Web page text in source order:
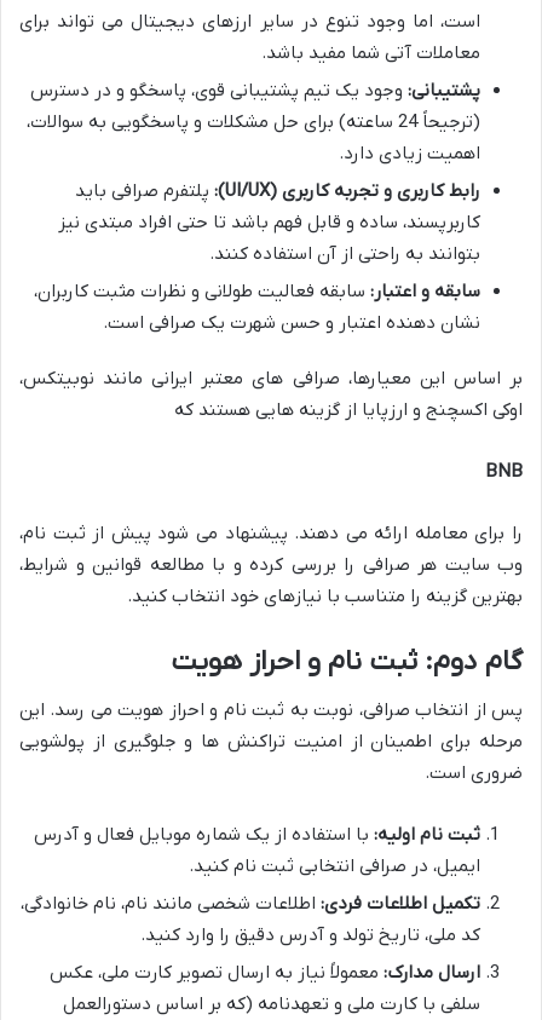
است، اما وجود تنوع در سایر ارزهای دیجیتال می تواند برای
معاملات آتی شما مفید باشد.
پشتیبانی: وجود یک تیم پشتیبانی قوی، پاسخگو و در دسترس
(ترجیحاً 24 ساعته) برای حل مشکلات و پاسخگویی به سوالات،
اهمیت زیادی دارد.
رابط کاربری و تجربه کاربری (UI/UX):
پلتفرم صرافی باید
کاربرپسند، ساده و قابل فهم باشد تا حتی افراد مبتدی نیز
بتوانند به راحتی از آن استفاده کنند.
سابقه و اعتبار: سابقه فعالیت طولانی و نظرات مثبت کاربران،
نشان دهنده اعتبار و حسن شهرت یک صرافی است.
بر اساس این معیارها، صرافی های معتبر ایرانی مانند نوبیتکس،
اوکی اکسچنج و ارزپایا از گزینه هایی هستند که
BNB
را برای معامله ارائه می دهند. پیشنهاد می شود پیش از ثبت نام،
وب سایت هر صرافی را بررسی کرده و با مطالعه قوانین و شرایط،
بهترین گزینه را متناسب با نیازهای خود انتخاب کنید.
گام دوم: ثبت نام و احراز هویت
پس از انتخاب صرافی، نوبت به ثبت نام و احراز هویت می رسد. این
مرحله برای اطمینان از امنیت تراکنش ها و جلوگیری از پولشویی
ضروری است.
ثبت نام اولیه: با استفاده از یک شماره موبایل فعال و آدرس
ایمیل، در صرافی انتخابی ثبت نام کنید.
تکمیل اطلاعات فردی: اطلاعات شخصی مانند نام، نام خانوادگی،
کد ملی، تاریخ تولد و آدرس دقیق را وارد کنید.
ارسال مدارک: معمولاً نیاز به ارسال تصویر کارت ملی، عکس
سلفی با کارت ملی و تعهدنامه (که بر اساس دستورالعمل